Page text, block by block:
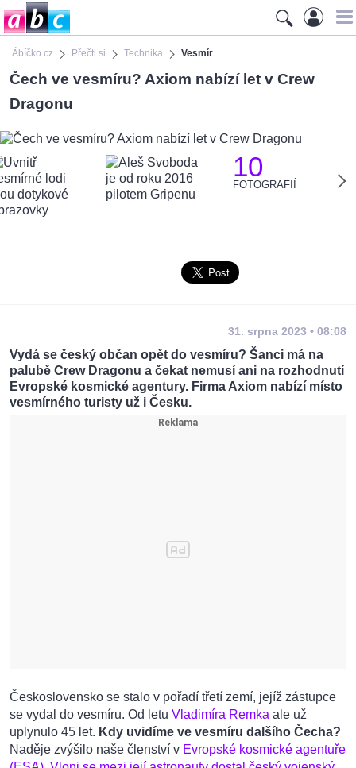
Ábíčko.cz Přečti si Technika Vesmír
Čech ve vesmíru? Axiom nabízí let v Crew
Dragonu
10
FOTOGRAFIÍ
31. srpna 2023 • 08:08
Vydá se český občan opět do vesmíru? Šanci má na
palubě Crew Dragonu a čekat nemusí ani na rozhodnutí
Evropské kosmické agentury. Firma Axiom nabízí místo
vesmírného turisty už i Česku.
Československo se stalo v pořadí třetí zemí, jejíž zástupce
se vydal do vesmíru. Od letu Vladimíra Remka ale už
uplynulo 45 let. Kdy uvidíme ve vesmíru dalšího Čecha?
Naděje zvýšilo naše členství v Evropské kosmické agentuře